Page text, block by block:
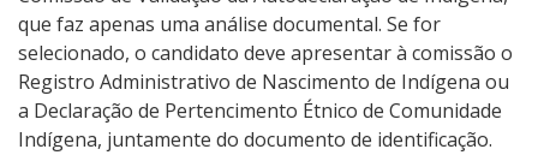
que faz apenas uma análise documental. Se for
selecionado, o candidato deve apresentar à comissão o
Registro Administrativo de Nascimento de Indígena ou
a Declaração de Pertencimento Étnico de Comunidade
Indígena, juntamente do documento de identificação.